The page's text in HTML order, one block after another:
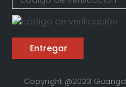
Entregar
Copyright @2023